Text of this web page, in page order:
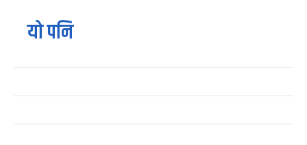
यो पनि